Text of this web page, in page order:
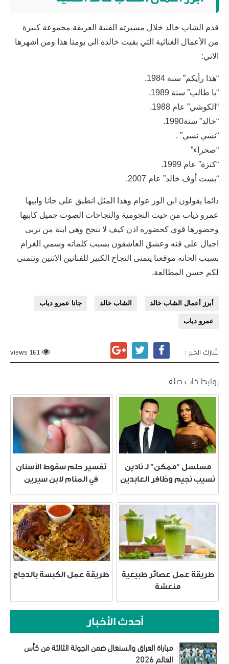
قدم الشاب خالد خلال مسيرته الفنية العريقة مجموعة كبيرة
من الأعمال الغنائية التي بقيت خالدة الى يومنا هذا ومن اشهرها
الاتي:
“هذا رأيكم” سنة 1984.
“يا طالب” سنة 1989.
“الكوشي” عام 1988.
“خالد” سنة1990.
“نسي نسي” .
“صحراء”
“كنزة” عام 1999.
“بست أوف خالد” عام 2007.
دائما يقولون ابن الوز عوام وهذا المثل انطبق على جانا وابيها
عمرو دياب من حيث النجومية والنجاحات الصوت جميل كابيها
وحضورها قوي كحضوره اذن كيف لا تنجح وهي ابنة من تربى
اجيال على فنه وعشق العاشقون بسبب كلماته وسمي الغرام
بسبب الحانه موقعنا يتمنى النجاح الكبير للفنانين الاثنين ونتمنى
لكم حسن المطالعة.
أبرز أعمال الشاب خالد الشاب خالد جانا عمرو دياب
عمرو دياب
شارك الخبر :
روابط ذات صلة
مسلسل “ممكن” لـ نادين
نسيب نجيم وظافر العابدين
تفسير حلم سقوط الأسنان
في المنام لابن سيرين
طريقة عمل عصائر طبيعية
منعشة
طريقة عمل الكبسة بالدجاج
أحدث الأخبار
مباراة العراق والسنغال ضمن الجولة الثالثة من كأس
العالم 2026